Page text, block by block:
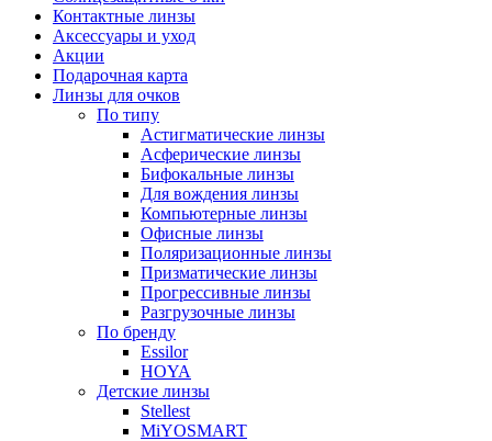
Контактные линзы
Аксессуары и уход
Акции
Подарочная карта
Линзы для очков
По типу
Астигматические линзы
Асферические линзы
Бифокальные линзы
Для вождения линзы
Компьютерные линзы
Офисные линзы
Поляризационные линзы
Призматические линзы
Прогрессивные линзы
Разгрузочные линзы
По бренду
Essilor
HOYA
Детские линзы
Stellest
MiYOSMART